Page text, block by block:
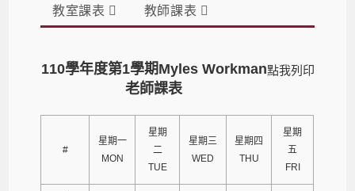
教室課表 教師課表
點我列印
110學年度第1學期Myles Workman
老師課表
#
星期一
MON
星期
二
TUE
星期三
WED
星期四
THU
星期
五
FRI